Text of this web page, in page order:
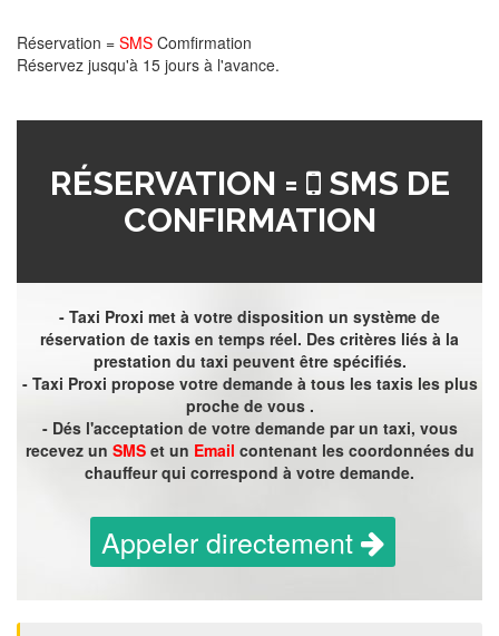
Réservation = SMS Comfirmation
Réservez jusqu'à 15 jours à l'avance.
RÉSERVATION =
SMS DE
CONFIRMATION
- Taxi Proxi met à votre disposition un système de
réservation de taxis en temps réel. Des critères liés à la
prestation du taxi peuvent être spécifiés.
- Taxi Proxi propose votre demande à tous les taxis les plus
proche de vous .
- Dés l'acceptation de votre demande par un taxi, vous
recevez un SMSet un Email contenant les coordonnées du
chauffeur qui correspond à votre demande.
Appeler directement